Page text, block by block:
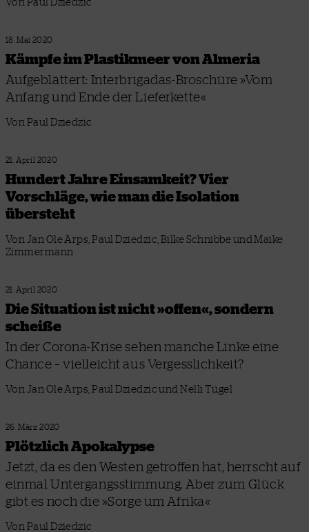
18. Mai 2020
Kämpfe im Plastikmeer von Almeria
Aufgeblättert: Interbrigadas-Broschüre »Vom
Anfang und Ende der Lieferkette«
Von Paul Dziedzic
21. April 2020
Hundert Jahre Einsamkeit? Vier
Vorschläge, wie man die Isolation
übersteht
Von Jan Ole Arps, Paul Dziedzic, Bilke Schnibbe und Maike
Zimmermann
21. April 2020
Die Situation ist nicht »offen«, sondern
scheiße
In der Corona-Krise sehen manche Linke eine
Chance – vielleicht aus Vergesslichkeit?
Von Jan Ole Arps, Paul Dziedzic und Nelli Tügel
26. März 2020
Plötzlich Apokalypse
Jetzt, da es den Westen getroffen hat, herrscht auf
einmal Untergangsstimmung. Aber zum Glück
gibt es noch die »Sorge um Afrika«
Von Paul Dziedzic